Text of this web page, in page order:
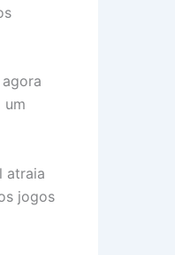
um
atraia
jogos